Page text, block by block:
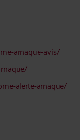
arnaque-avis/
alerte-arnaque/